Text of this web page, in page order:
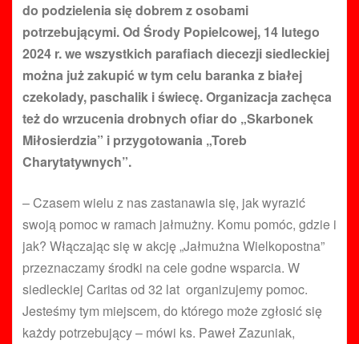
do podzielenia się dobrem z osobami
potrzebującymi. Od Środy Popielcowej, 14 lutego
2024 r. we wszystkich parafiach diecezji siedleckiej
można już zakupić w tym celu baranka z białej
czekolady, paschalik i świecę. Organizacja zachęca
też do wrzucenia drobnych ofiar do „Skarbonek
Miłosierdzia” i przygotowania „Toreb
Charytatywnych”.
– Czasem wielu z nas zastanawia się, jak wyrazić
swoją pomoc w ramach jałmużny. Komu pomóc, gdzie i
jak? Włączając się w akcję „Jałmużna Wielkopostna”
przeznaczamy środki na cele godne wsparcia. W
siedleckiej Caritas od 32 lat organizujemy pomoc.
Jesteśmy tym miejscem, do którego może zgłosić się
każdy potrzebujący – mówi ks. Paweł Zazuniak,